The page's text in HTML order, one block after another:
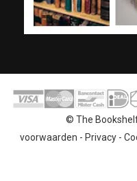
© The
voorwaarden - Privacy-